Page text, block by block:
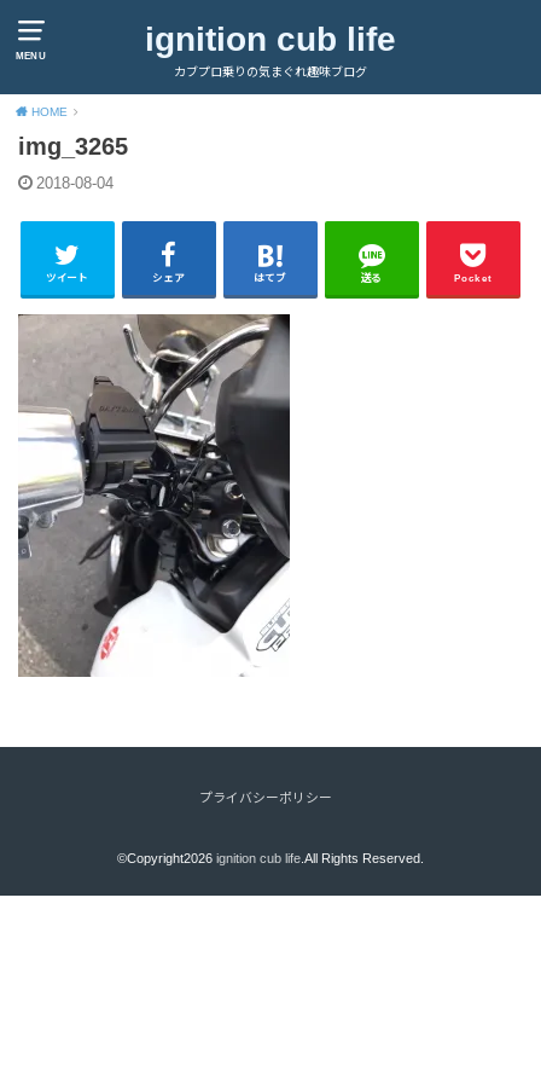
MENU ignition cub life
カブプロ乗りの気まぐれ趣味ブログ
HOME
img_3265
2018-08-04
ツイート シェア はてブ 送る Pocket
プライバシーポリシー
©Copyright2026 ignition cub life.All Rights Reserved.